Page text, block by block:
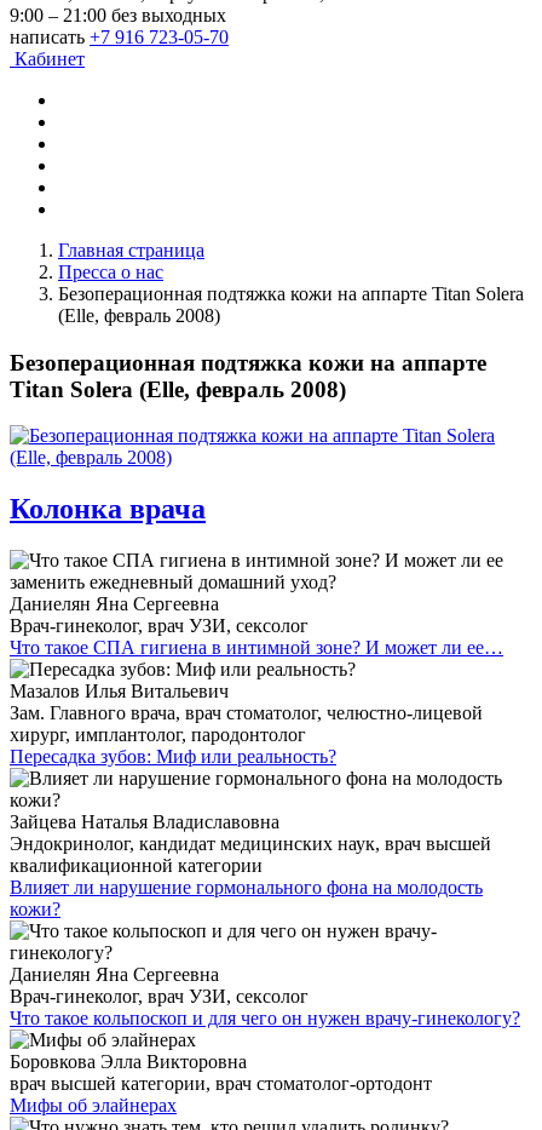
9:00 – 21:00 без выходных
написать +7 916 723-05-70
Кабинет
Главная страница
Пресса о нас
Безоперационная подтяжка кожи на аппарте Titan Solera
(Elle, февраль 2008)
Безоперационная подтяжка кожи на аппарте
Titan Solera (Elle, февраль 2008)
Колонка врача
Даниелян Яна Сергеевна
Врач-гинеколог, врач УЗИ, сексолог
Что такое СПА гигиена в интимной зоне? И может ли ее…
Мазалов Илья Витальевич
Зам. Главного врача, врач стоматолог, челюстно-лицевой
хирург, имплантолог, пародонтолог
Пересадка зубов: Миф или реальность?
Зайцева Наталья Владиславовна
Эндокринолог, кандидат медицинских наук, врач высшей
квалификационной категории
Влияет ли нарушение гормонального фона на молодость
кожи?
Даниелян Яна Сергеевна
Врач-гинеколог, врач УЗИ, сексолог
Что такое кольпоскоп и для чего он нужен врачу-гинекологу?
Боровкова Элла Викторовна
врач высшей категории, врач стоматолог-ортодонт
Мифы об элайнерах